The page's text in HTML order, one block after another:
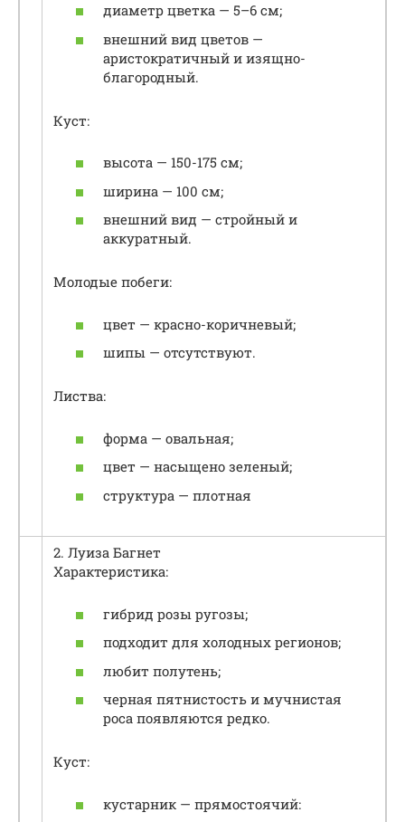
диаметр цветка — 5–6 см;
внешний вид цветов —
аристократичный и изящно-
благородный.
Куст:
высота — 150-175 см;
ширина — 100 см;
внешний вид — стройный и
аккуратный.
Молодые побеги:
цвет — красно-коричневый;
шипы — отсутствуют.
Листва:
форма — овальная;
цвет — насыщено зеленый;
структура — плотная
2. Луиза Багнет
Характеристика:
гибрид розы ругозы;
подходит для холодных регионов;
любит полутень;
черная пятнистость и мучнистая
роса появляются редко.
Куст:
кустарник — прямостоячий: